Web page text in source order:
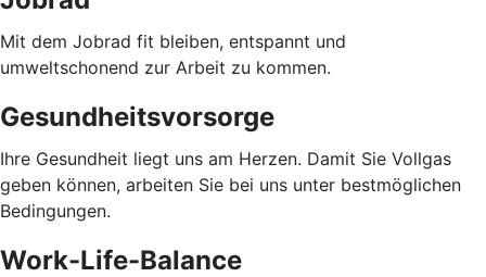
Mit dem Jobrad fit bleiben, entspannt und
umweltschonend zur Arbeit zu kommen.
Gesundheitsvorsorge
Ihre Gesundheit liegt uns am Herzen. Damit Sie Vollgas
geben können, arbeiten Sie bei uns unter bestmöglichen
Bedingungen.
Work-Life-Balance